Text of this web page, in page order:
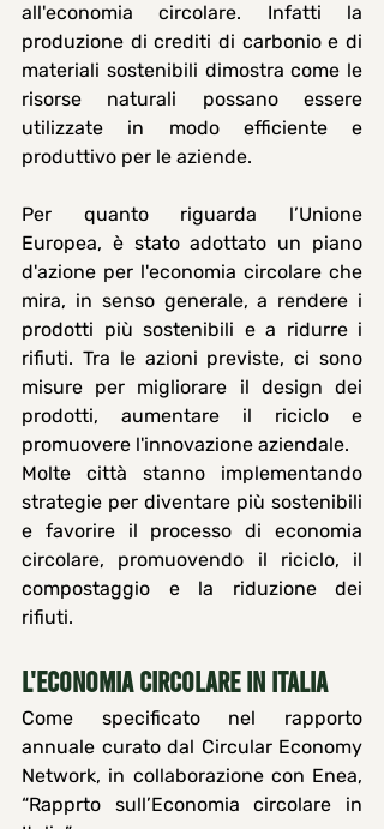
all'economia circolare. Infatti la
produzione di crediti di carbonio e di
materiali sostenibili dimostra come le
risorse naturali possano essere
utilizzate in modo efficiente e
produttivo per le aziende.
Per quanto riguarda l’Unione
Europea, è stato adottato un piano
d'azione per l'economia circolare che
mira, in senso generale, a rendere i
prodotti più sostenibili e a ridurre i
rifiuti. Tra le azioni previste, ci sono
misure per migliorare il design dei
prodotti, aumentare il riciclo e
promuovere l'innovazione aziendale.
Molte città stanno implementando
strategie per diventare più sostenibili
e favorire il processo di economia
circolare, promuovendo il riciclo, il
compostaggio e la riduzione dei
rifiuti.
L'ECONOMIA CIRCOLARE IN ITALIA
Come specificato nel rapporto
annuale curato dal Circular Economy
Network, in collaborazione con Enea,
“Rapprto sull’Economia circolare in